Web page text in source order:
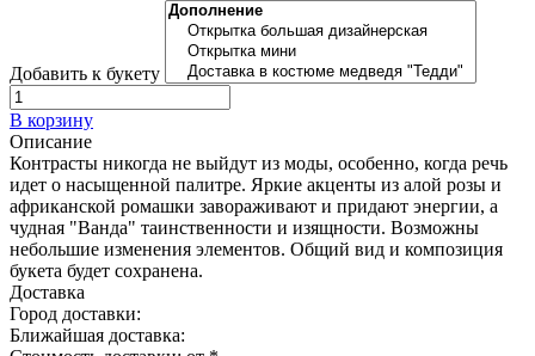
Добавить к букету
В корзину
Описание
Контрасты никогда не выйдут из моды, особенно, когда речь
идет о насыщенной палитре. Яркие акценты из алой розы и
африканской ромашки завораживают и придают энергии, а
чудная "Ванда" таинственности и изящности. Возможны
небольшие изменения элементов. Общий вид и композиция
букета будет сохранена.
Доставка
Город доставки:
Ближайшая доставка: